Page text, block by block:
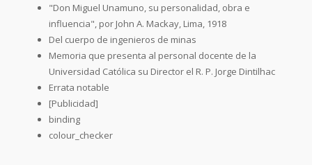
"Don Miguel Unamuno, su personalidad, obra e
influencia", por John A. Mackay, Lima, 1918
Del cuerpo de ingenieros de minas
Memoria que presenta al personal docente de la
Universidad Católica su Director el R. P. Jorge Dintilhac
Errata notable
[Publicidad]
binding
colour_checker